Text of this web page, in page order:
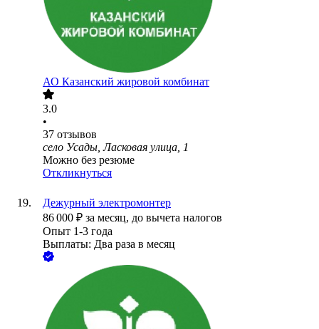
АО Казанский жировой комбинат
3.0
•
37 отзывов
село Усады, Ласковая улица, 1
Можно без резюме
Откликнуться
Дежурный электромонтер
86 000 ₽ за месяц, до вычета налогов
Опыт 1-3 года
Выплаты: Два раза в месяц